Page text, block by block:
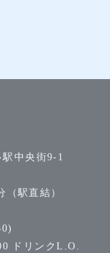
中央街9-1
駅直結）
ドリンクL.O.